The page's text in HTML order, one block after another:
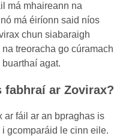
má mhaireann na
má éiríonn said níos
chun siabaraigh
treoracha go cúramach
agat.
fabhraí ar Zovirax?
ar fáil ar an bpraghas is
gcomparáid le cinn eile.